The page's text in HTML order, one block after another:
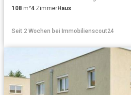
108 m²4 ZimmerHaus
Seit 2 Wochen bei Immobilienscout24